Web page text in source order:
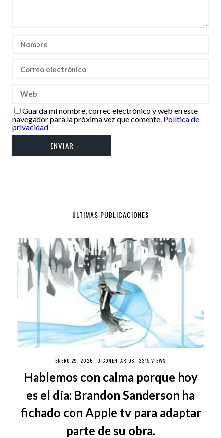
Guarda mi nombre, correo electrónico y web en este
navegador para la próxima vez que comente. Política de
privacidad
ÚLTIMAS PUBLICACIONES
ENERO 29, 2026 · 0 COMENTARIOS · 3315 VIEWS
Hablemos con calma porque hoy
es el día: Brandon Sanderson ha
fichado con Apple tv para adaptar
parte de su obra.